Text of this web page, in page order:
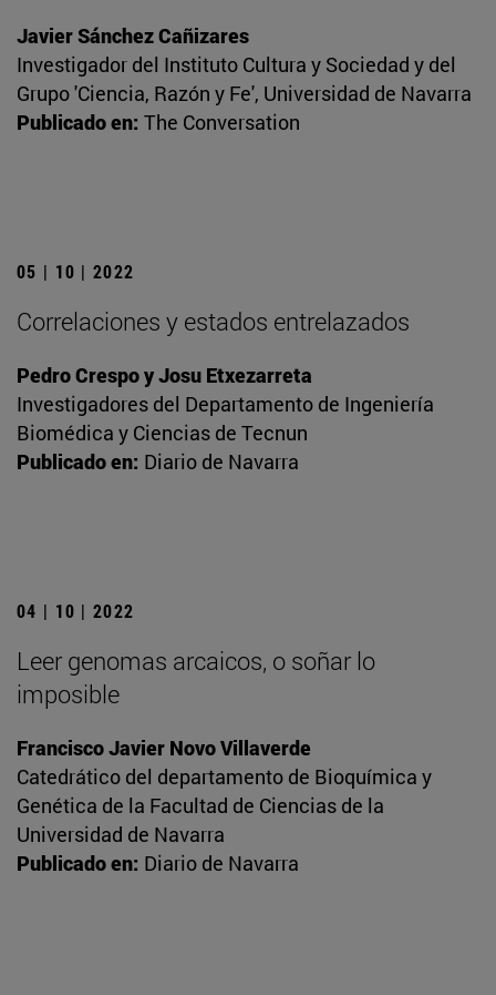
Javier Sánchez Cañizares
Investigador del Instituto Cultura y Sociedad y del
Grupo 'Ciencia, Razón y Fe', Universidad de Navarra
Publicado en: The Conversation
05 | 10 | 2022
Correlaciones y estados entrelazados
Pedro Crespo y Josu Etxezarreta
Investigadores del Departamento de Ingeniería
Biomédica y Ciencias de Tecnun
Publicado en: Diario de Navarra
04 | 10 | 2022
Leer genomas arcaicos, o soñar lo
imposible
Francisco Javier Novo Villaverde
Catedrático del departamento de Bioquímica y
Genética de la Facultad de Ciencias de la
Universidad de Navarra
Publicado en: Diario de Navarra